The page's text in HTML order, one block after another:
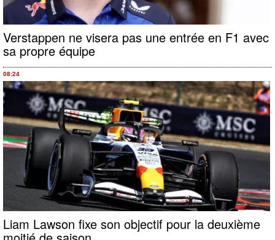
Verstappen ne visera pas une entrée en F1 avec
sa propre équipe
08:24
Liam Lawson fixe son objectif pour la deuxième